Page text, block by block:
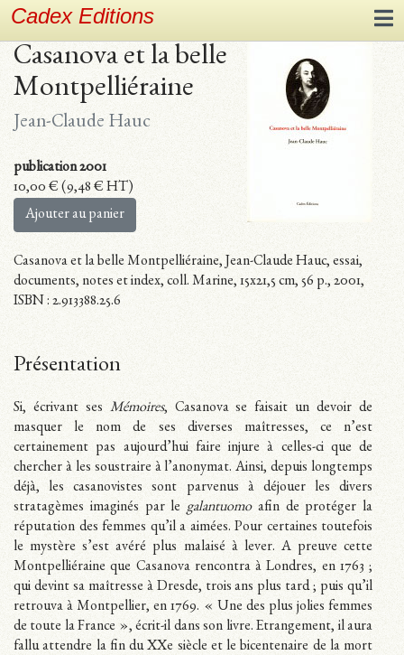
Cadex Editions
Casanova et la belle
Montpelliéraine
Jean-Claude Hauc
publication 2001
10,00€ (9,48 € HT)
Ajouter au panier
Casanova et la belle Montpelliéraine, Jean-Claude Hauc, essai,
documents, notes et index, coll. Marine, 15x21,5 cm, 56 p., 2001,
ISBN : 2.913388.25.6
Présentation
Si, écrivant ses Mémoires, Casanova se faisait un devoir de
masquer le nom de ses diverses maîtresses, ce n’est
certainement pas aujourd’hui faire injure à celles-ci que de
chercher à les soustraire à l’anonymat. Ainsi, depuis longtemps
déjà, les casanovistes sont parvenus à déjouer les divers
stratagèmes imaginés par le galantuomoafin de protéger la
réputation des femmes qu’il a aimées. Pour certaines toutefois
le mystère s’est avéré plus malaisé à lever. A preuve cette
Montpelliéraine que Casanova rencontra à Londres, en 1763 ;
qui devint sa maîtresse à Dresde, trois ans plus tard ; puis qu’il
retrouva à Montpellier, en 1769. « Une des plus jolies femmes
de toute la France », écrit-il dans son livre. Etrangement, il aura
fallu attendre la fin du XXe siècle et le bicentenaire de la mort